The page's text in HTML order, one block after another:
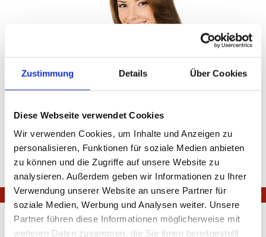
Zustimmung Details Über Cookies
Diese Webseite verwendet Cookies
Wir verwenden Cookies, um Inhalte und Anzeigen zu
personalisieren, Funktionen für soziale Medien anbieten
zu können und die Zugriffe auf unsere Website zu
analysieren. Außerdem geben wir Informationen zu Ihrer
Verwendung unserer Website an unsere Partner für
soziale Medien, Werbung und Analysen weiter. Unsere
Partner führen diese Informationen möglicherweise mit
weiteren Daten zusammen, die Sie ihnen bereitgestellt
Anrede*